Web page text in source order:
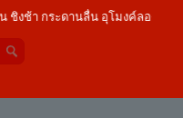
ชิงช้า กระดานลื่น อุโมงค์ลอด